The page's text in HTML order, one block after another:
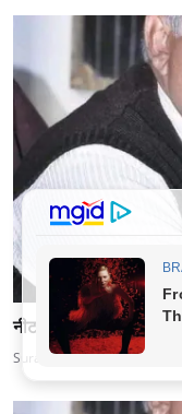
नीट युजी 2025: मानसिक
SuragBureauSep 18, 2024